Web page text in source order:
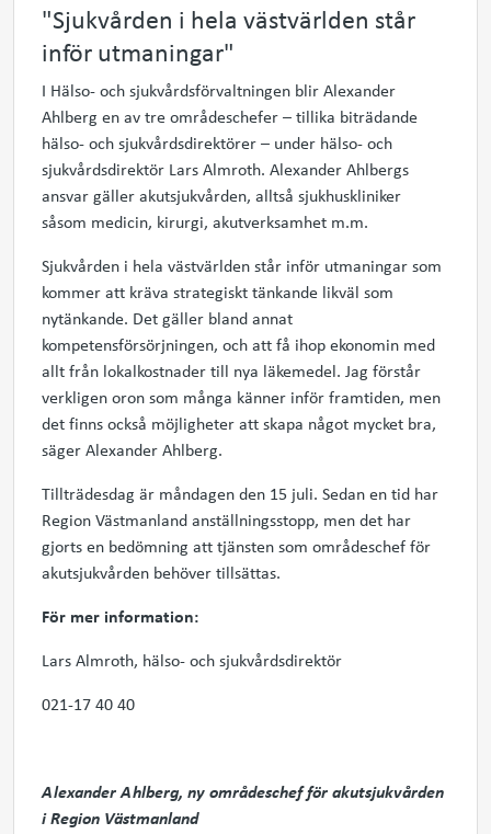
"Sjukvården i hela västvärlden står
inför utmaningar"
I Hälso- och sjukvårdsförvaltningen blir Alexander
Ahlberg en av tre områdeschefer – tillika biträdande
hälso- och sjukvårdsdirektörer – under hälso- och
sjukvårdsdirektör Lars Almroth. Alexander Ahlbergs
ansvar gäller akutsjukvården, alltså sjukhuskliniker
såsom medicin, kirurgi, akutverksamhet m.m.
Sjukvården i hela västvärlden står inför utmaningar som
kommer att kräva strategiskt tänkande likväl som
nytänkande. Det gäller bland annat
kompetensförsörjningen, och att få ihop ekonomin med
allt från lokalkostnader till nya läkemedel. Jag förstår
verkligen oron som många känner inför framtiden, men
det finns också möjligheter att skapa något mycket bra,
säger Alexander Ahlberg.
Tillträdesdag är måndagen den 15 juli. Sedan en tid har
Region Västmanland anställningsstopp, men det har
gjorts en bedömning att tjänsten som områdeschef för
akutsjukvården behöver tillsättas.
För mer information:
Lars Almroth, hälso- och sjukvårdsdirektör
021-17 40 40
Alexander Ahlberg, ny områdeschef för akutsjukvården
i Region Västmanland